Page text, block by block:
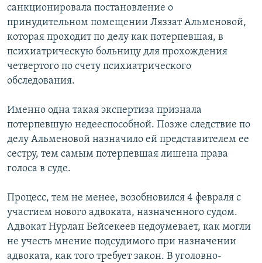
санкционировала постановление о
принудительном помещении Ляззат Альменовой,
которая проходит по делу как потерпевшая, в
психиатрическую больницу для прохождения
четвертого по счету психиатрического
обследования.
Именно одна такая экспертиза признала
потерпевшую недееспособной. Позже следствие по
делу Альменовой назначило ей представителем ее
сестру, тем самым потерпевшая лишена права
голоса в суде.
Процесс, тем не менее, возобновился 4 февраля с
участием нового адвоката, назначенного судом.
Адвокат Нурлан Бейсекеев недоумевает, как могли
не учесть мнение подсудимого при назначении
адвоката, как того требует закон. В уголовно-